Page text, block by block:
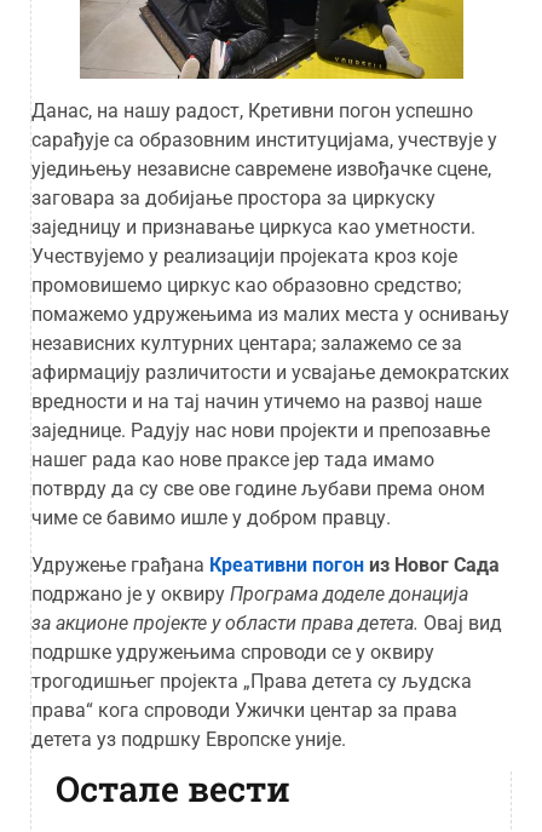
Данас, на нашу радост, Кретивни погон успешно
сарађује са образовним институцијама, учествује у
уједињењу независне савремене извођачке сцене,
заговара за добијање простора за циркуску
заједницу и признавање циркуса као уметности.
Учествујемо у реализацији пројеката кроз које
промовишемо циркус као образовно средство;
помажемо удружењима из малих места у оснивању
независних културних центара; залажемо се за
афирмацију различитости и усвајање демократских
вредности и на тај начин утичемо на развој наше
заједнице. Радују нас нови пројекти и препозавње
нашег рада као нове праксе јер тада имамо
потврду да су све ове године љубави према оном
чиме се бавимо ишле у добром правцу.
Удружење грађана Креативни погон из Новог Сада
подржано је у оквиру Програма доделе донација
за акционе пројекте у области права детета. Овај вид
подршке удружењима спроводи се у оквиру
трогодишњег пројекта „Права детета су људска
права“ кога спроводи Ужички центар за права
детета уз подршку Европске уније.
Остале вести